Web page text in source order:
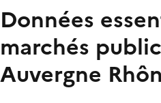
Données
marchés
Auvergne